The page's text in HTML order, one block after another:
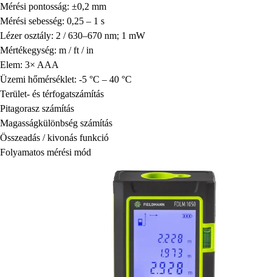
Mérési pontosság: ±0,2 mm
Mérési sebesség: 0,25 – 1 s
Lézer osztály: 2 / 630–670 nm; 1 mW
Mértékegység: m / ft / in
Elem: 3× AAA
Üzemi hőmérséklet: -5 °C – 40 °C
Terület- és térfogatszámítás
Pitagorasz számítás
Magasságkülönbség számítás
Összeadás / kivonás funkció
Folyamatos mérési mód